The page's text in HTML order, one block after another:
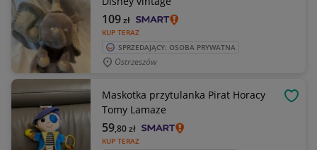
KUP TERAZ
109zł
SPRZEDAJĄCY: OSOBA PRYWATNA
Ostrzeszów
Maskotka przytulanka Pirat Horacy
Tomy Lamaze
KUP TERAZ
59,80zł